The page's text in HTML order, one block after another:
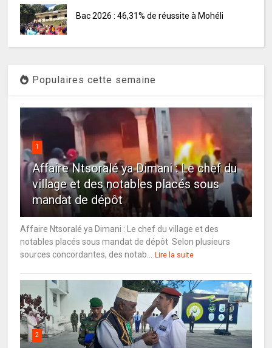
Bac 2026 : 46,31% de réussite à Mohéli
Populaires cette semaine
1
Affaire Ntsoralé ya Dimani : Le chef du
village et des notables placés sous
mandat de dépôt
Affaire Ntsoralé ya Dimani : Le chef du village et des
notables placés sous mandat de dépôt Selon plusieurs
sources concordantes, des notab...
Lire la suite
2